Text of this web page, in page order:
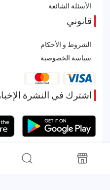
الأسئلة الشائعة
قانوني
الشروط و الأحكام
سياسة الخصوصية
اشترك في النشرة